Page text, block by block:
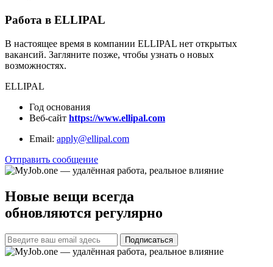
Работа в ELLIPAL
В настоящее время в компании ELLIPAL нет открытых
вакансий. Загляните позже, чтобы узнать о новых
возможностях.
ELLIPAL
Год основания
Веб-сайт https://www.ellipal.com
Email: apply@ellipal.com
Отправить сообщение
Новые вещи всегда
обновляются регулярно
Подписаться